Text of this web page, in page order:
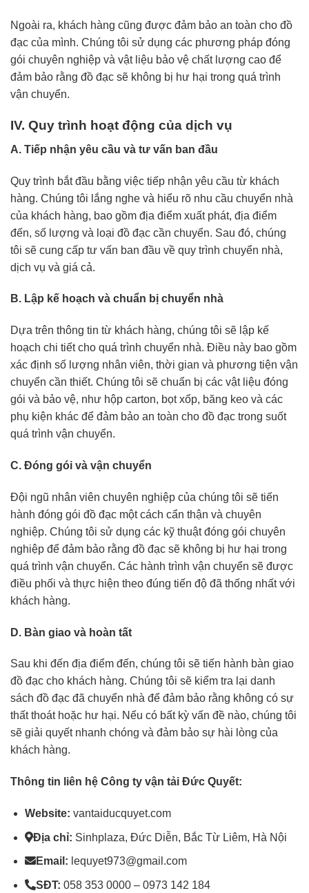
Ngoài ra, khách hàng cũng được đảm bảo an toàn cho đồ
đạc của mình. Chúng tôi sử dụng các phương pháp đóng
gói chuyên nghiệp và vật liệu bảo vệ chất lượng cao để
đảm bảo rằng đồ đạc sẽ không bị hư hại trong quá trình
vận chuyển.
IV. Quy trình hoạt động của dịch vụ
A. Tiếp nhận yêu cầu và tư vấn ban đầu
Quy trình bắt đầu bằng việc tiếp nhận yêu cầu từ khách
hàng. Chúng tôi lắng nghe và hiểu rõ nhu cầu chuyển nhà
của khách hàng, bao gồm địa điểm xuất phát, địa điểm
đến, số lượng và loại đồ đạc cần chuyển. Sau đó, chúng
tôi sẽ cung cấp tư vấn ban đầu về quy trình chuyển nhà,
dịch vụ và giá cả.
B. Lập kế hoạch và chuẩn bị chuyển nhà
Dựa trên thông tin từ khách hàng, chúng tôi sẽ lập kế
hoạch chi tiết cho quá trình chuyển nhà. Điều này bao gồm
xác định số lượng nhân viên, thời gian và phương tiện vận
chuyển cần thiết. Chúng tôi sẽ chuẩn bị các vật liệu đóng
gói và bảo vệ, như hộp carton, bọt xốp, băng keo và các
phụ kiện khác để đảm bảo an toàn cho đồ đạc trong suốt
quá trình vận chuyển.
C. Đóng gói và vận chuyển
Đội ngũ nhân viên chuyên nghiệp của chúng tôi sẽ tiến
hành đóng gói đồ đạc một cách cẩn thận và chuyên
nghiệp. Chúng tôi sử dụng các kỹ thuật đóng gói chuyên
nghiệp để đảm bảo rằng đồ đạc sẽ không bị hư hại trong
quá trình vận chuyển. Các hành trình vận chuyển sẽ được
điều phối và thực hiện theo đúng tiến độ đã thống nhất với
khách hàng.
D. Bàn giao và hoàn tất
Sau khi đến địa điểm đến, chúng tôi sẽ tiến hành bàn giao
đồ đạc cho khách hàng. Chúng tôi sẽ kiểm tra lại danh
sách đồ đạc đã chuyển nhà để đảm bảo rằng không có sự
thất thoát hoặc hư hại. Nếu có bất kỳ vấn đề nào, chúng tôi
sẽ giải quyết nhanh chóng và đảm bảo sự hài lòng của
khách hàng.
Thông tin liên hệ Công ty vận tải Đức Quyết:
Website: vantaiducquyet.com
Địa chỉ: Sinhplaza, Đức Diễn, Bắc Từ Liêm, Hà Nội
Email: lequyet973@gmail.com
SĐT: 058 353 0000 – 0973 142 184